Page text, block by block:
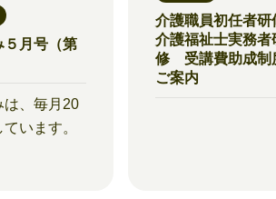
５月号（第
は、毎月20
います。
介護職員初任者研
介護福祉士実務者
修 受講費助成制
ご案内